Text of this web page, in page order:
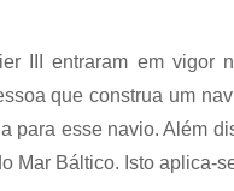
III entraram em vigor
que construa um
para esse navio. Além
Mar Báltico. Isto aplica-